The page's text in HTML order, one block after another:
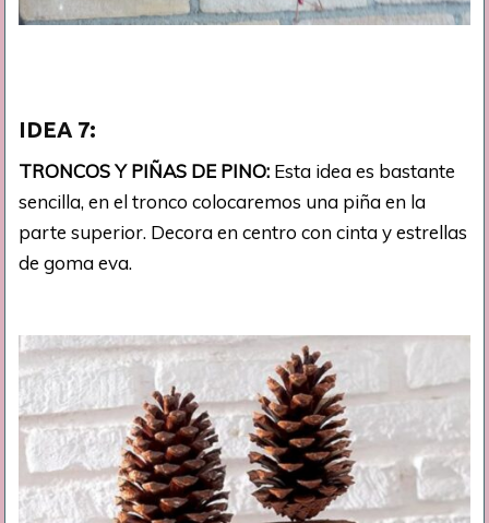
IDEA 7:
TRONCOS Y PIÑAS DE PINO: Esta idea es bastante
sencilla, en el tronco colocaremos una piña en la
parte superior. Decora en centro con cinta y estrellas
de goma eva.